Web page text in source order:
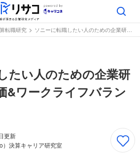
転職研究 ソニーに転職したい人のための企業研究【実力で評価&ワークライフバランス制度充実】
たい人のための企業研
&ワークライフバラン
更新
）決算キャリア研究室